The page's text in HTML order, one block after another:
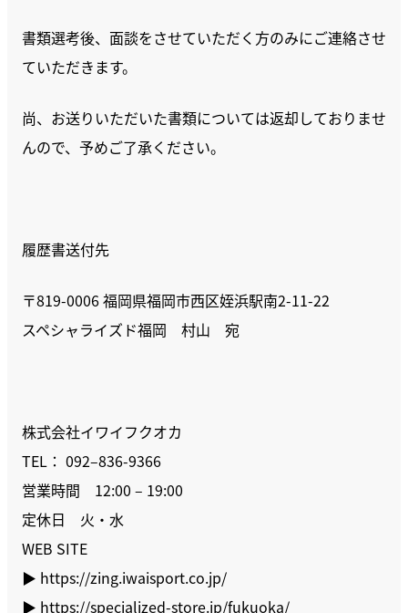
書類選考後、面談をさせていただく方のみにご連絡させ
ていただきます。
尚、お送りいただいた書類については返却しておりませ
んので、予めご了承ください。
履歴書送付先
〒819-0006 福岡県福岡市西区姪浜駅南2-11-22
スペシャライズド福岡 村山 宛
株式会社イワイフクオカ
TEL： 092–836-9366
営業時間 12:00 – 19:00
⁡定休日 火・水
WEB SITE
▶︎ https://zing.iwaisport.co.jp/
▶︎ https://specialized-store.jp/fukuoka/